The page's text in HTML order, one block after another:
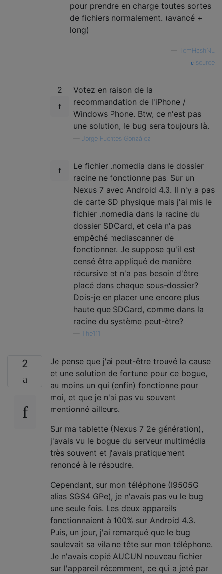
pour prendre en charge toutes sortes
de fichiers normalement. (avancé +
long)
TomHashNL
source
2
Votez en raison de la
recommandation de l'iPhone /
Windows Phone. Btw, ce n'est pas
une solution, le bug sera toujours là.
Jorge Fuentes González
Le fichier .nomedia dans le dossier
racine ne fonctionne pas. Sur un
Nexus 7 avec Android 4.3. Il n'y a pas
de carte SD physique mais j'ai mis le
fichier .nomedia dans la racine du
dossier SDCard, et cela n'a pas
empêché mediascanner de
fonctionner. Je suppose qu'il est
censé être appliqué de manière
récursive et n'a pas besoin d'être
placé dans chaque sous-dossier?
Dois-je en placer une encore plus
haute que SDCard, comme dans la
racine du système peut-être?
The111
2
Je pense que j'ai peut-être trouvé la cause
et une solution de fortune pour ce bogue,
au moins un qui (enfin) fonctionne pour
moi, et que je n'ai pas vu souvent
mentionné ailleurs.
Sur ma tablette (Nexus 7 2e génération),
j'avais vu le bogue du serveur multimédia
très souvent et j'avais pratiquement
renoncé à le résoudre.
Cependant, sur mon téléphone (I9505G
alias SGS4 GPe), je n'avais pas vu le bug
une seule fois. Les deux appareils
fonctionnaient à 100% sur Android 4.3.
Puis, un jour, j'ai remarqué que le bug
soulevait sa vilaine tête sur mon téléphone.
Je n'avais copié AUCUN nouveau fichier
sur l'appareil récemment, ce qui a jeté par